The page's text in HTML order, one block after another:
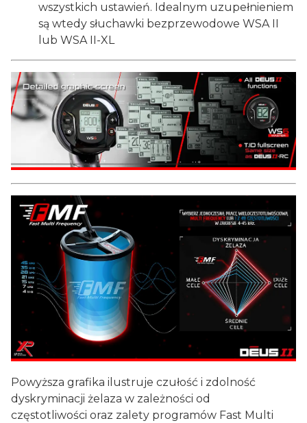
wszystkich ustawień. Idealnym uzupełnieniem
są wtedy słuchawki bezprzewodowe WSA II
lub WSA II-XL
Powyższa grafika ilustruje czułość i zdolność
dyskryminacji żelaza w zależności od
częstotliwości oraz zalety programów Fast Multi